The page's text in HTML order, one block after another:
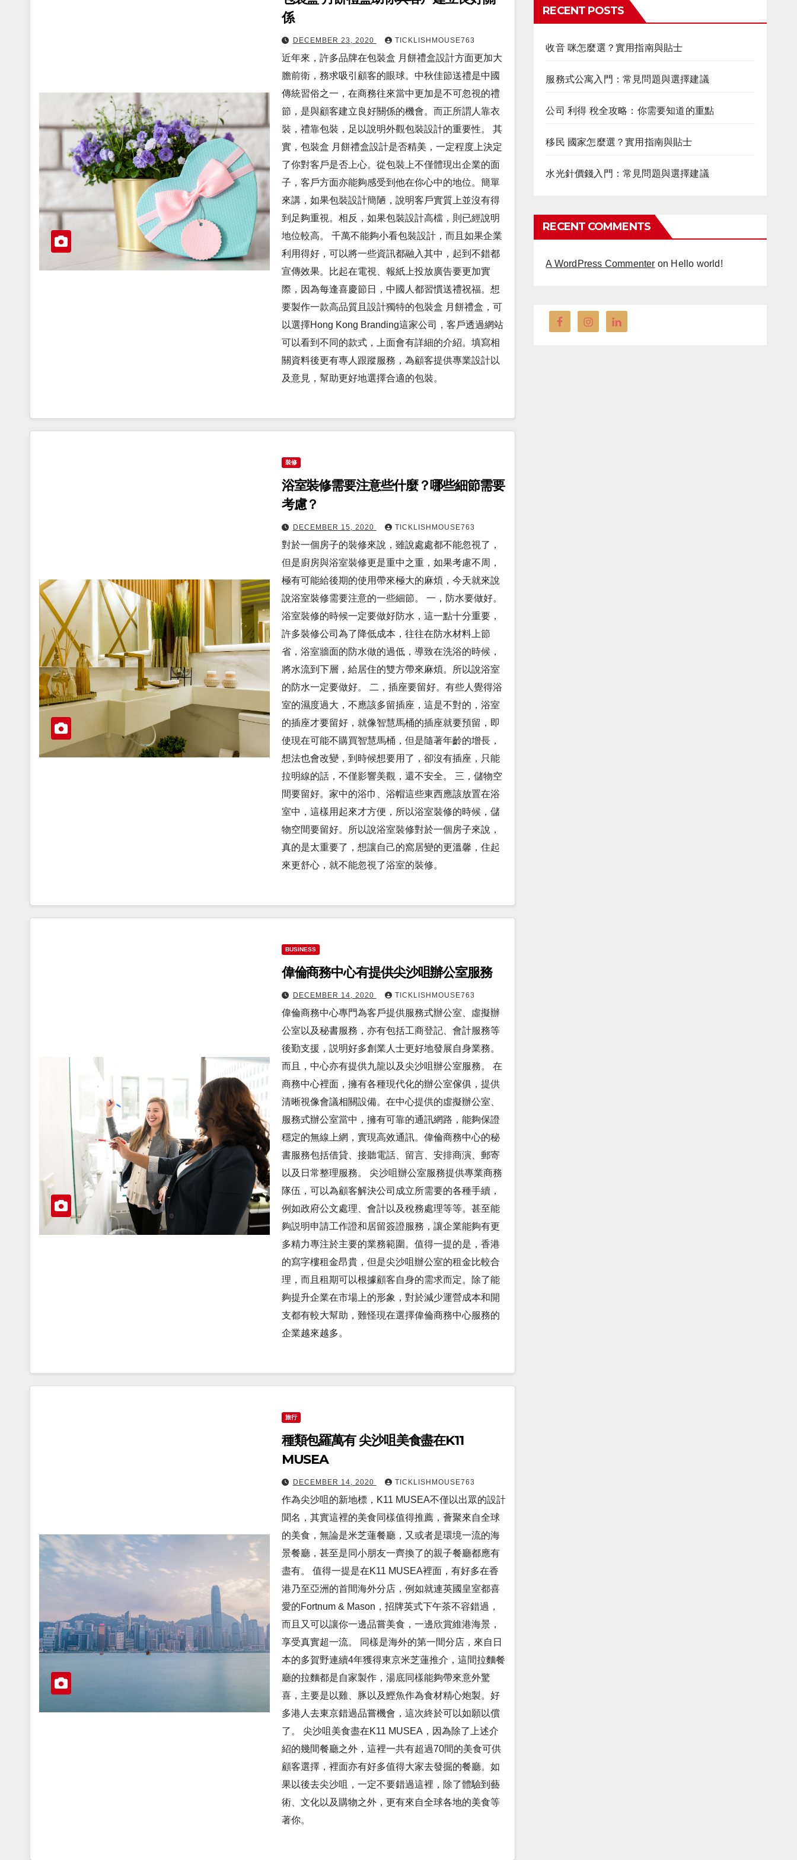
係
DECEMBER 23, 2020 TICKLISHMOUSE763
近年來，許多品牌在包裝盒 月餅禮盒設計方面更加大
膽前衛，務求吸引顧客的眼球。中秋佳節送禮是中國
傳統習俗之一，在商務往來當中更加是不可忽視的禮
節，是與顧客建立良好關係的機會。而正所謂人靠衣
裝，禮靠包裝，足以說明外觀包裝設計的重要性。 其
實，包裝盒 月餅禮盒設計是否精美，一定程度上決定
了你對客戶是否上心。從包裝上不僅體現出企業的面
子，客戶方面亦能夠感受到他在你心中的地位。簡單
來講，如果包裝設計簡陋，說明客戶實質上並沒有得
到足夠重視。相反，如果包裝設計高檔，則已經說明
地位較高。 千萬不能夠小看包裝設計，而且如果企業
利用得好，可以將一些資訊都融入其中，起到不錯都
宣傳效果。比起在電視、報紙上投放廣告要更加實
際，因為每逢喜慶節日，中國人都習慣送禮祝福。想
要製作一款高品質且設計獨特的包裝盒 月餅禮盒，可
以選擇Hong Kong Branding這家公司，客戶透過網站
可以看到不同的款式，上面會有詳細的介紹。填寫相
關資料後更有專人跟蹤服務，為顧客提供專業設計以
及意見，幫助更好地選擇合適的包裝。
裝修
浴室裝修需要注意些什麼？哪些細節需要
考慮？
DECEMBER 15, 2020 TICKLISHMOUSE763
對於一個房子的裝修來說，雖說處處都不能忽視了，
但是廚房與浴室裝修更是重中之重，如果考慮不周，
極有可能給後期的使用帶來極大的麻煩，今天就來說
說浴室裝修需要注意的一些細節。 一，防水要做好。
浴室裝修的時候一定要做好防水，這一點十分重要，
許多裝修公司為了降低成本，往往在防水材料上節
省，浴室牆面的防水做的過低，導致在洗浴的時候，
將水流到下層，給居住的雙方帶來麻煩。所以說浴室
的防水一定要做好。 二，插座要留好。有些人覺得浴
室的濕度過大，不應該多留插座，這是不對的，浴室
的插座才要留好，就像智慧馬桶的插座就要預留，即
使現在可能不購買智慧馬桶，但是隨著年齡的增長，
想法也會改變，到時候想要用了，卻沒有插座，只能
拉明線的話，不僅影響美觀，還不安全。 三，儲物空
間要留好。家中的浴巾、浴帽這些東西應該放置在浴
室中，這樣用起來才方便，所以浴室裝修的時候，儲
物空間要留好。所以說浴室裝修對於一個房子來說，
真的是太重要了，想讓自己的窩居變的更溫馨，住起
來更舒心，就不能忽視了浴室的裝修。
BUSINESS
偉倫商務中心有提供尖沙咀辦公室服務
DECEMBER 14, 2020 TICKLISHMOUSE763
偉倫商務中心專門為客戶提供服務式辦公室、虛擬辦
公室以及秘書服務，亦有包括工商登記、會計服務等
後勤支援，説明好多創業人士更好地發展自身業務。
而且，中心亦有提供九龍以及尖沙咀辦公室服務。 在
商務中心裡面，擁有各種現代化的辦公室傢俱，提供
清晰視像會議相關設備。在中心提供的虛擬辦公室、
服務式辦公室當中，擁有可靠的通訊網路，能夠保證
穩定的無線上網，實現高效通訊。偉倫商務中心的秘
書服務包括借貸、接聽電話、留言、安排商演、郵寄
以及日常整理服務。 尖沙咀辦公室服務提供專業商務
隊伍，可以為顧客解決公司成立所需要的各種手續，
例如政府公文處理、會計以及稅務處理等等。甚至能
夠説明申請工作證和居留簽證服務，讓企業能夠有更
多精力專注於主要的業務範圍。值得一提的是，香港
的寫字樓租金昂貴，但是尖沙咀辦公室的租金比較合
理，而且租期可以根據顧客自身的需求而定。除了能
夠提升企業在市場上的形象，對於減少運營成本和開
支都有較大幫助，難怪現在選擇偉倫商務中心服務的
企業越來越多。
旅行
種類包羅萬有 尖沙咀美食盡在K11
MUSEA
DECEMBER 14, 2020 TICKLISHMOUSE763
作為尖沙咀的新地標，K11 MUSEA不僅以出眾的設計
聞名，其實這裡的美食同樣值得推薦，薈聚來自全球
的美食，無論是米芝蓮餐廳，又或者是環境一流的海
景餐廳，甚至是同小朋友一齊換了的親子餐廳都應有
盡有。 值得一提是在K11 MUSEA裡面，有好多在香
港乃至亞洲的首間海外分店，例如就連英國皇室都喜
愛的Fortnum & Mason，招牌英式下午茶不容錯過，
而且又可以讓你一邊品嘗美食，一邊欣賞維港海景，
享受真實超一流。 同樣是海外的第一間分店，來自日
本的多賀野連續4年獲得東京米芝蓮推介，這間拉麵餐
廳的拉麵都是自家製作，湯底同樣能夠帶來意外驚
喜，主要是以雞、豚以及鰹魚作為食材精心炮製。好
多港人去東京錯過品嘗機會，這次終於可以如願以償
了。 尖沙咀美食盡在K11 MUSEA，因為除了上述介
紹的幾間餐廳之外，這裡一共有超過70間的美食可供
顧客選擇，裡面亦有好多值得大家去發掘的餐廳。如
果以後去尖沙咀，一定不要錯過這裡，除了體驗到藝
術、文化以及購物之外，更有來自全球各地的美食等
著你。
RECENT POSTS
收音 咪怎麼選？實用指南與貼士
服務式公寓入門：常見問題與選擇建議
公司 利得 稅全攻略：你需要知道的重點
移民 國家怎麼選？實用指南與貼士
水光針價錢入門：常見問題與選擇建議
RECENT COMMENTS
A WordPress Commenter on Hello world!